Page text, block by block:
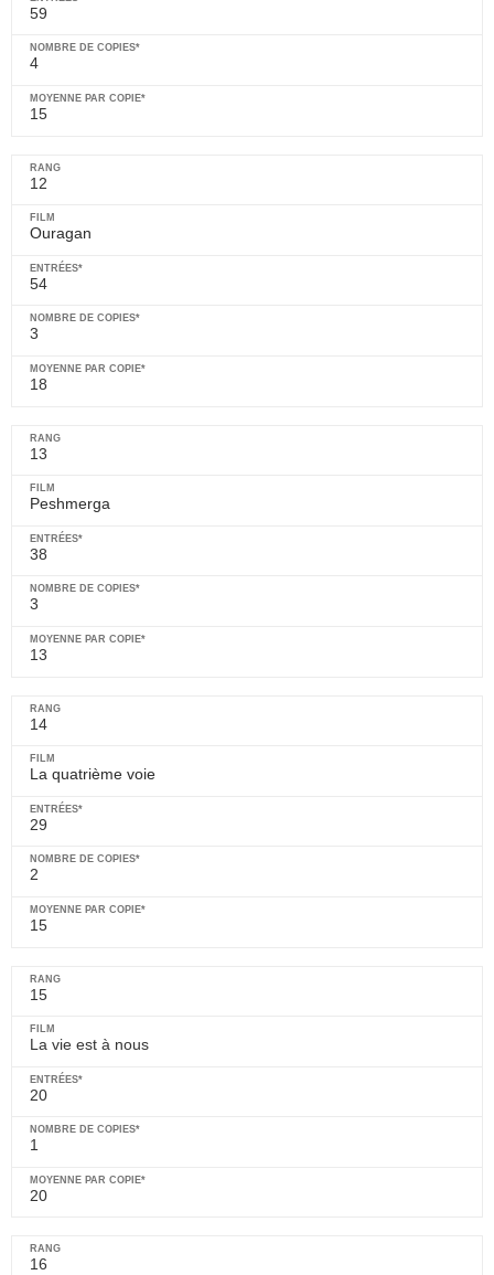
59
4
15
12
Ouragan
54
3
18
13
Peshmerga
38
3
13
14
La quatrième voie
29
2
15
15
La vie est à nous
20
1
20
16